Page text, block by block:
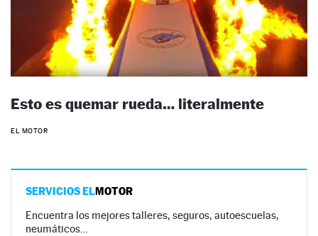
Esto es quemar rueda… literalmente
EL MOTOR
SERVICIOS ELMOTOR
Encuentra los mejores talleres, seguros, autoescuelas,
neumáticos…